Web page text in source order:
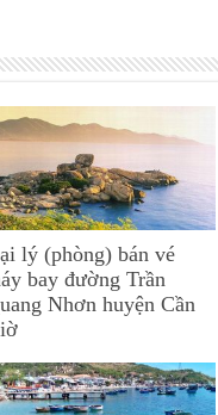
lý (phòng) bán vé
bay đường Trần
Nhơn huyện Cần